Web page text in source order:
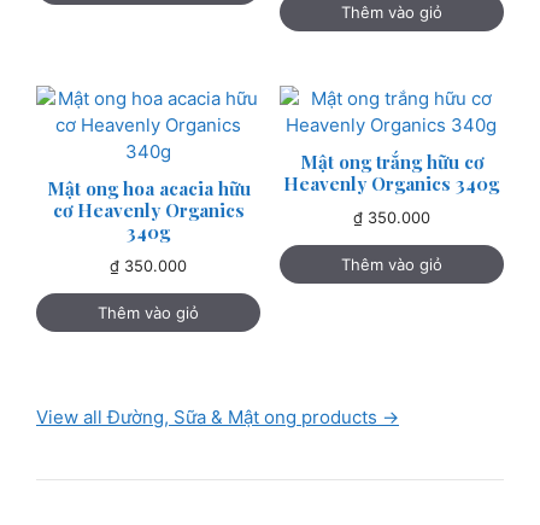
Thêm vào giỏ
Mật ong hoa acacia hữu
cơ Heavenly Organics
340g
₫ 350.000
Thêm vào giỏ
Mật ong trắng hữu cơ
Heavenly Organics 340g
₫350.000
Thêm vào giỏ
View all Đường, Sữa & Mật ong products →